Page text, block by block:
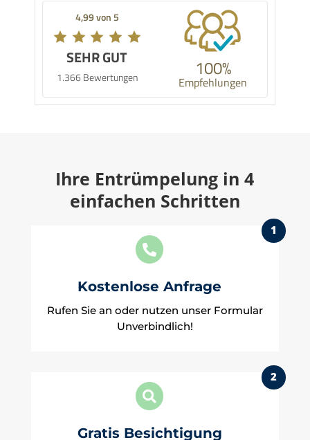
4,99 von 5
SEHR GUT
1.366 Bewertungen 100%
Empfehlungen
Ihre Entrümpelung in 4
einfachen Schritten

Kostenlose Anfrage
1
Rufen Sie an oder nutzen unser Formular
Unverbindlich!

Gratis Besichtigung
2